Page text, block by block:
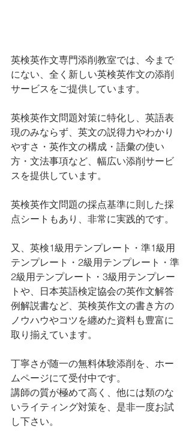
英検英作文専門添削教室では、今まで
にない、全く新しい英検英作文の添削
サービスをご提供しています。
英検英作文問題対策に特化し、英語表
現のみならず、英文の説得力やわかり
やすさ・英作文の構成・語彙の使い
方・文法事項など、幅広い添削サービ
スを提供しています。
英検英作文問題の採点基準に則した採
点シートもあり、非常に実践的です。
又、英検1級用テンプレート・準1級用
テンプレート・2級用テンプレート・準
2級用テンプレート・3級用テンプレー
トや、日本英語検定協会の英作文解答
例解説書など、英検英作文の書き方の
ノウハウやコツを纏めた資料も豊富に
取り揃えています。
丁寧さが随一の無料体験添削を、ホー
ムページにて受付中です。
講師の質が極めて高く、他には類のな
いライティング対策を、是非一度お試
し下さい。